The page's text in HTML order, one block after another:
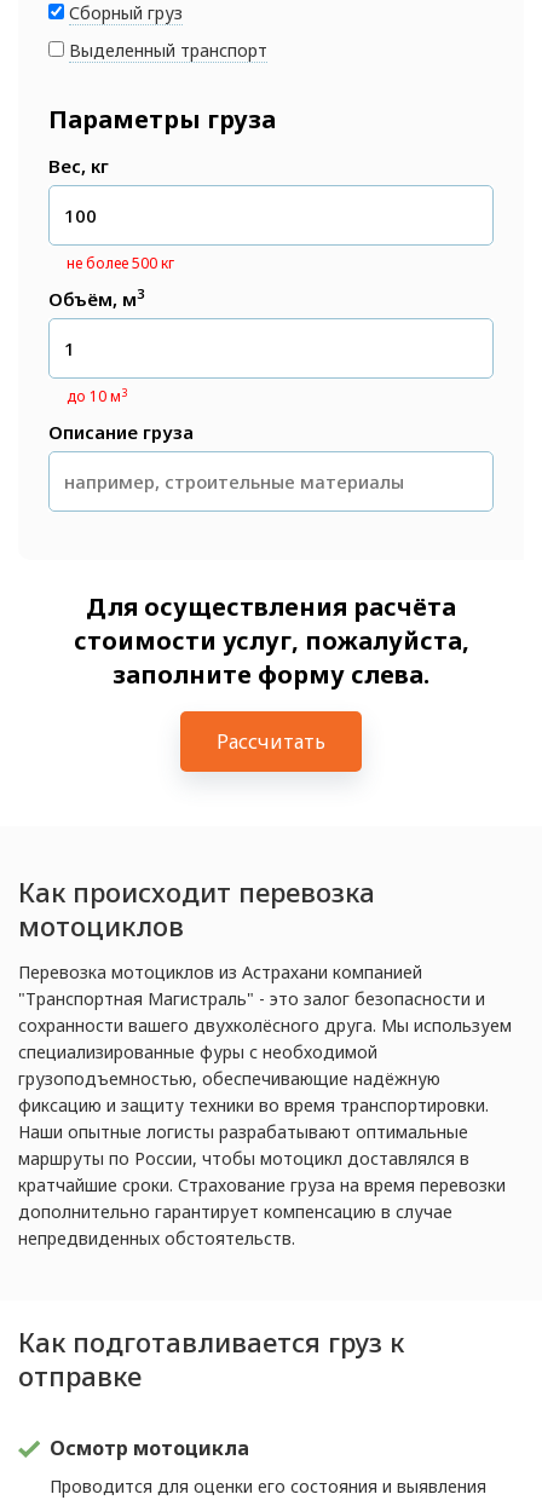
Сборный груз
Выделенный транспорт
Параметры груза
Вес, кг
не более 500 кг
Объём, м3
до 10 м3
Описание груза
Для осуществления расчёта
стоимости услуг, пожалуйста,
заполните форму слева.
Рассчитать
Как происходит перевозка
мотоциклов
Перевозка мотоциклов из Астрахани компанией
"Транспортная Магистраль" - это залог безопасности и
сохранности вашего двухколёсного друга. Мы используем
специализированные фуры с необходимой
грузоподъемностью, обеспечивающие надёжную
фиксацию и защиту техники во время транспортировки.
Наши опытные логисты разрабатывают оптимальные
маршруты по России, чтобы мотоцикл доставлялся в
кратчайшие сроки. Страхование груза на время перевозки
дополнительно гарантирует компенсацию в случае
непредвиденных обстоятельств.
Как подготавливается груз к
отправке
Осмотр мотоцикла
Проводится для оценки его состояния и выявления